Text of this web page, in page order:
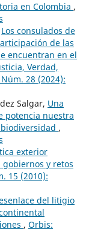
en Colombia ,
Los consulados de
de las
encuentran en el
Verdad,
28 (2024):
Salgar, Una
potencia nuestra
,
exterior
y retos
15 (2010):
del litigio
, Orbis: